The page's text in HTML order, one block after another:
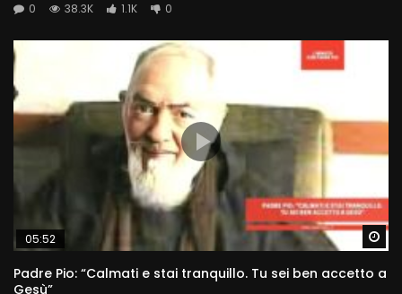
0
38.3K 1.1K 0
05:52
Padre Pio: “Calmati e stai tranquillo. Tu sei ben accetto a
Gesù”